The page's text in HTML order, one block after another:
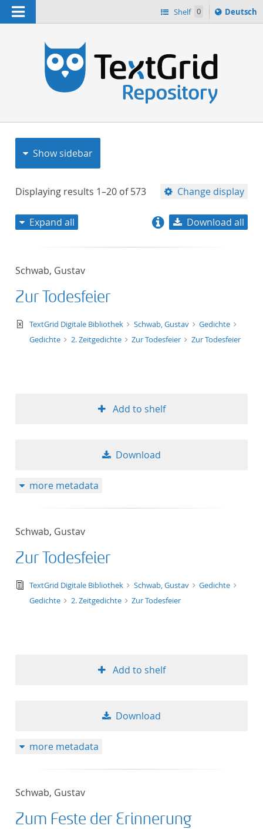
Navigation Shelf 0
Sprache
ï¿½ndern
Deutsch
Show sidebar
Displaying results 1–20 of573 Change display
format ascending
Expand all Download all
Schwab, Gustav
Zur Todesfeier
text/xml
TextGrid Digitale Bibliothek Schwab, Gustav
Gedichte
Gedichte
2. Zeitgedichte Zur Todesfeier Zur Todesfeier
Add to shelf
Download
more metadata
Schwab, Gustav
Zur Todesfeier
text/tg.edition+tg.aggregation+xml
TextGrid Digitale Bibliothek Schwab, Gustav
Gedichte
Gedichte
2. Zeitgedichte Zur Todesfeier
Add to shelf
Download
more metadata
Schwab, Gustav
Zum Feste der Erinnerung